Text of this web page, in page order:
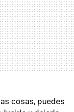
cosas, puedes